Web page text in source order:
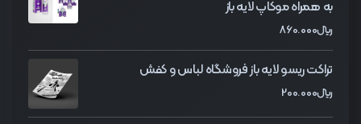
به همراه موکاپ لایه باز
﷼860.000
تراکت ریسو لایه باز فروشگاه لباس و کفش
﷼200.000